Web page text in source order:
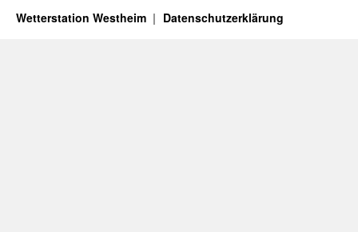
Wetterstation Westheim Datenschutzerklärung